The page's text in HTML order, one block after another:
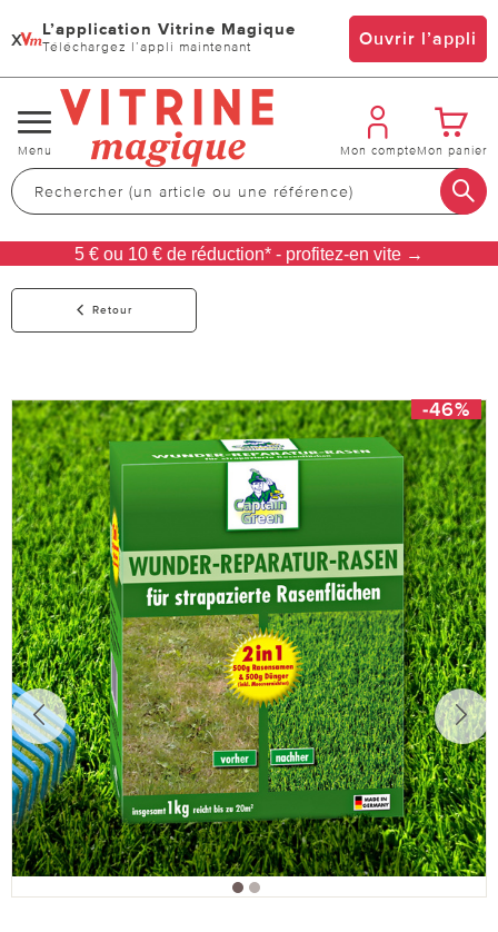
x L’application Vitrine Magique
Téléchargez l’appli maintenant Ouvrir l’appli
Changer
de
navigation
Menu Mon compteMon panier
5 € ou 10 € de réduction* - profitez-en vite →
Retour
-46%